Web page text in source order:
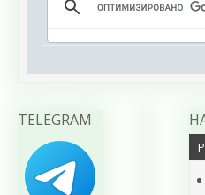
TELEGRAM